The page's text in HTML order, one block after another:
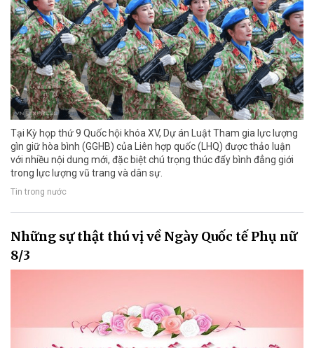
Tại Kỳ họp thứ 9 Quốc hội khóa XV, Dự án Luật Tham gia lực lượng
gìn giữ hòa bình (GGHB) của Liên hợp quốc (LHQ) được thảo luận
với nhiều nội dung mới, đặc biệt chú trọng thúc đẩy bình đẳng giới
trong lực lượng vũ trang và dân sự.
Tin trong nước
Những sự thật thú vị về Ngày Quốc tế Phụ nữ
8/3